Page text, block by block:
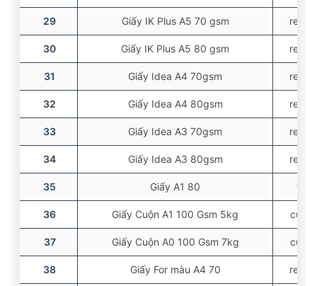
29 Giấy IK Plus A5 70 gsm ream
30 Giấy IK Plus A5 80 gsm ream
31 Giấy Idea A4 70gsm ream
32 Giấy Idea A4 80gsm ream
33 Giấy Idea A3 70gsm ream
34 Giấy Idea A3 80gsm ream
35 Giấy A1 80 tờ
36 Giấy Cuộn A1 100 Gsm 5kg cuộn
37 Giấy Cuộn A0 100 Gsm 7kg cuộn
38 Giấy For màu A4 70 ream